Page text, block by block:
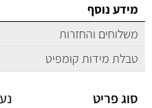
מידע נוסף
משלוחים והחזרות
טבלת מידות קומפיט
סוג פריט